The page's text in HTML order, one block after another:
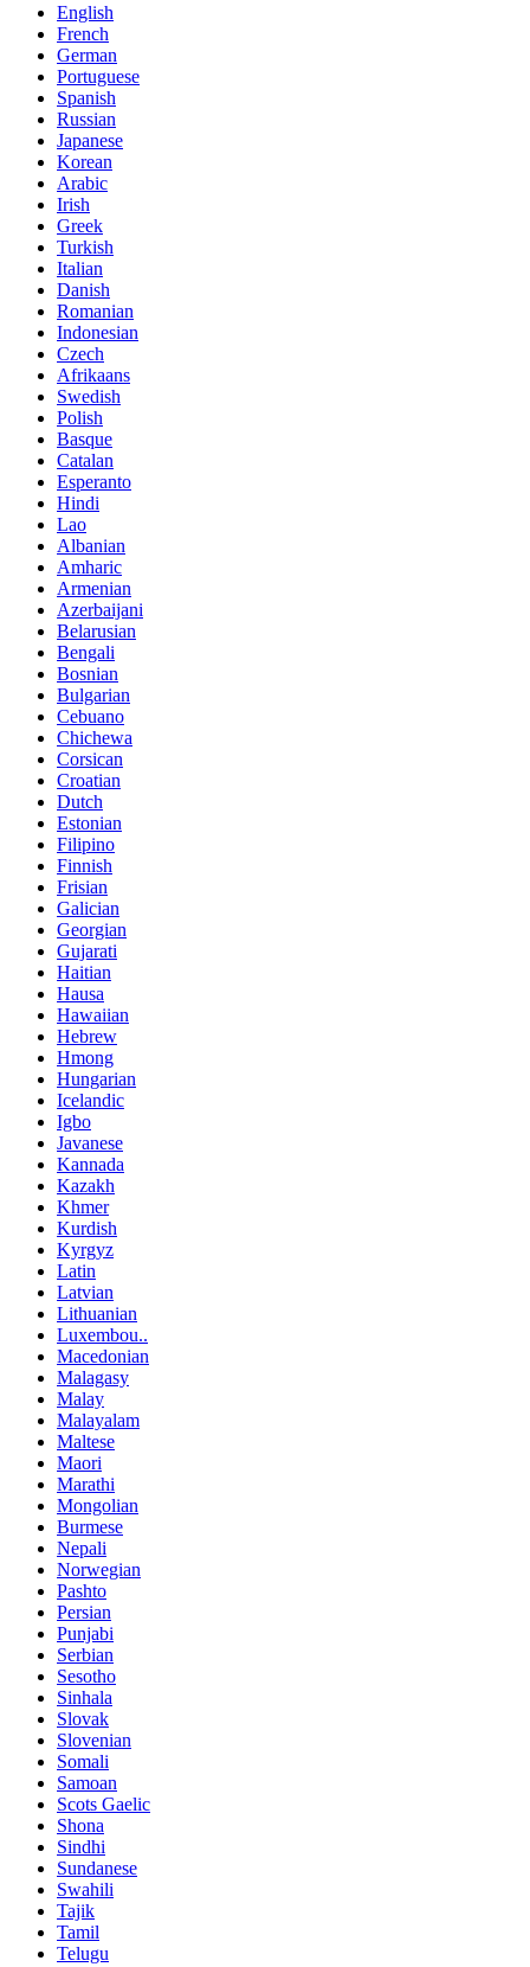
English
French
German
Portuguese
Spanish
Russian
Japanese
Korean
Arabic
Irish
Greek
Turkish
Italian
Danish
Romanian
Indonesian
Czech
Afrikaans
Swedish
Polish
Basque
Catalan
Esperanto
Hindi
Lao
Albanian
Amharic
Armenian
Azerbaijani
Belarusian
Bengali
Bosnian
Bulgarian
Cebuano
Chichewa
Corsican
Croatian
Dutch
Estonian
Filipino
Finnish
Frisian
Galician
Georgian
Gujarati
Haitian
Hausa
Hawaiian
Hebrew
Hmong
Hungarian
Icelandic
Igbo
Javanese
Kannada
Kazakh
Khmer
Kurdish
Kyrgyz
Latin
Latvian
Lithuanian
Luxembou..
Macedonian
Malagasy
Malay
Malayalam
Maltese
Maori
Marathi
Mongolian
Burmese
Nepali
Norwegian
Pashto
Persian
Punjabi
Serbian
Sesotho
Sinhala
Slovak
Slovenian
Somali
Samoan
Scots Gaelic
Shona
Sindhi
Sundanese
Swahili
Tajik
Tamil
Telugu